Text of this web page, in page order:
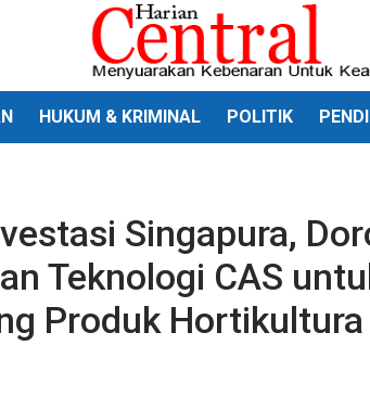
HUKUM & KRIMINAL POLITIK
Singapura,
Teknologi CAS
Produk Hortikultura